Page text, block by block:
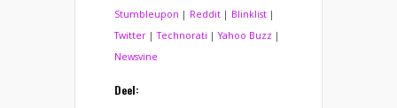
Stumbleupon | Reddit | Blinklist |
Twitter |Technorati |Yahoo Buzz |
Newsvine
Deel: